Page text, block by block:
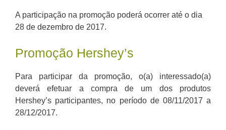
A participação na promoção poderá ocorrer até o dia
28 de dezembro de 2017.
Promoção Hershey’s
Para participar da promoção, o(a) interessado(a)
deverá efetuar a compra de um dos produtos
Hershey’s participantes, no período de 08/11/2017 a
28/12/2017.